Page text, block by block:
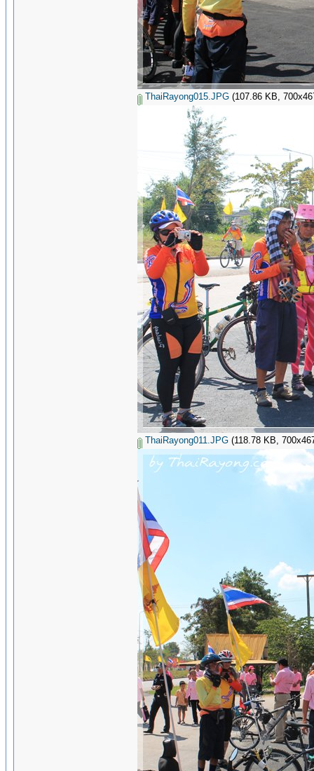
ThaiRayong015.JPG (107.86 KB,
ThaiRayong011.JPG (118.78 KB,